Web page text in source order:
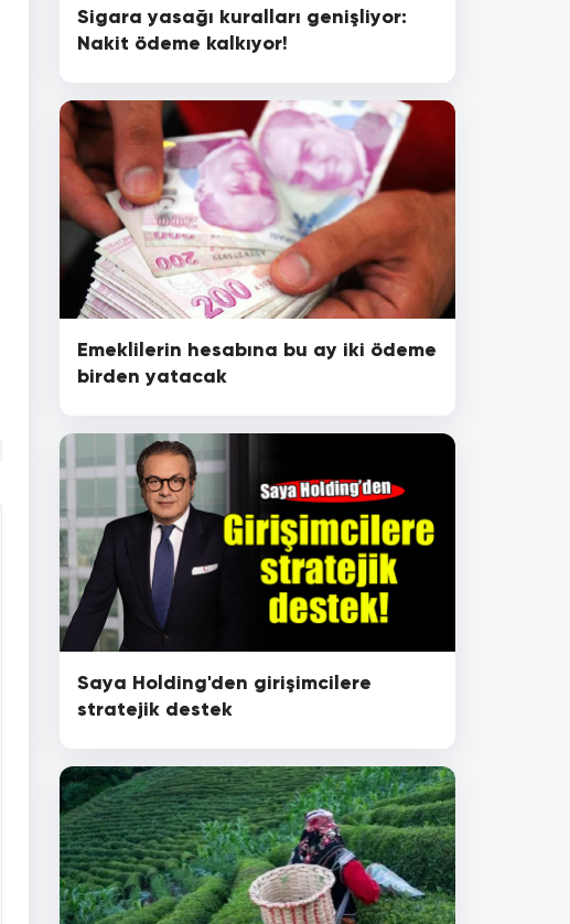
Sigara yasağı kuralları genişliyor:
Nakit ödeme kalkıyor!
Emeklilerin hesabına bu ay iki ödeme
birden yatacak
Saya Holding'den girişimcilere
stratejik destek